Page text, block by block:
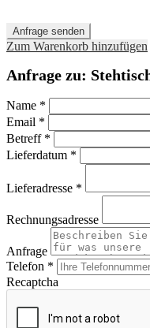
Anfrage senden
Zum Warenkorb hinzufügen
Anfrage zu:
Name *
Email *
Betreff *
Lieferdatum *
Lieferadresse *
Rechnungsadresse
Anfrage
Telefon *
Recaptcha